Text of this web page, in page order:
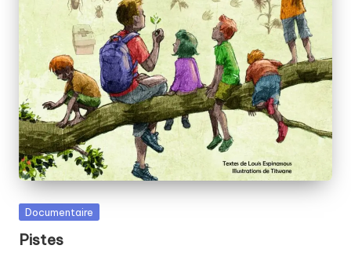
Posted
Documentaire
Pistes